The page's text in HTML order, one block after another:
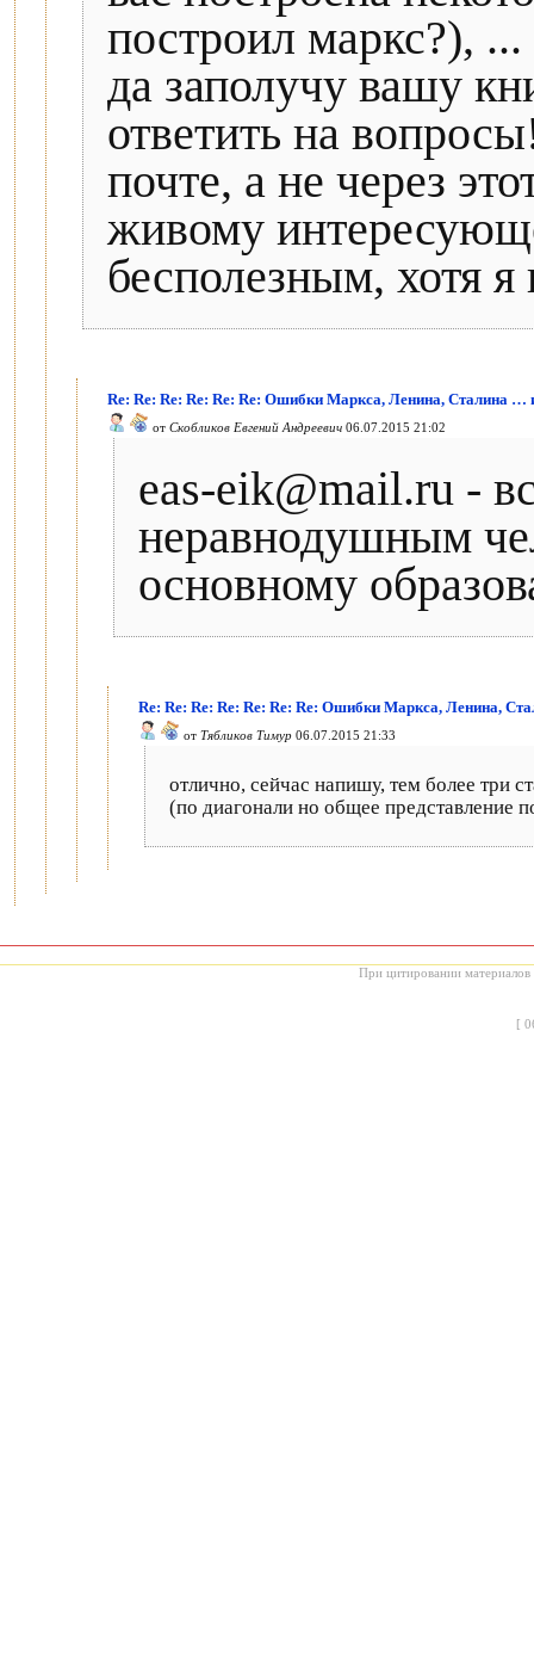
построил маркс?), ...
да заполучу вашу
ответить на
почте, а не через
живому
бесполезным, хотя я
Re: Re: Re: Re: Re: Re: Ошибки Маркса, Ленина, Сталина …
от Скобликов Евгений Андреевич 06.07.2015 21:02
eas-eik@mail.ru -
неравнодушным
основному
Re: Re: Re: Re: Re: Re: Re: Ошибки Маркса, Ленина,
от Тябликов Тимур 06.07.2015 21:33
отлично, сейчас напишу, тем более три
(по диагонали но общее представление
При цитировании материалов
[